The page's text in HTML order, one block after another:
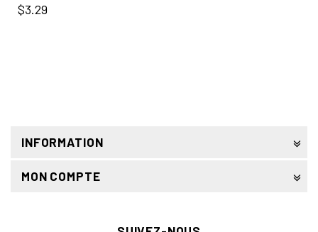
$3.29
INFORMATION
MON COMPTE